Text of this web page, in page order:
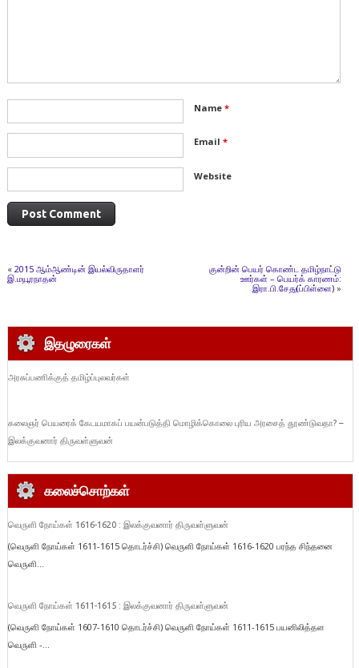
Name *
Email *
Website
« 2015 ஆம்ஆண்டின் இயல்விருதாளர்
இ.மயூரநாதன்
குன்றின் பெயர் கொண்ட தமிழ்நாட்டு
ஊர்கள் – பெயர்க் காரணம்:
இரா.பி.சேது(ப்பிள்ளை) »
இதழுரைகள்
அரசுப்பணிக்குத் தமிழ்ப்புலவர்கள்
கலைஞர் பெயரைக் கேடயமாகப் பயன்படுத்தி மொழிக்கொலை புரிய அரசைத் தூண்டுவதா? –
இலக்குவனார் திருவள்ளுவன்
கலைச்சொற்கள்
வெருளி நோய்கள் 1616-1620 : இலக்குவனார் திருவள்ளுவன்
(வெருளி நோய்கள் 1611-1615 தொடர்ச்சி) வெருளி நோய்கள் 1616-1620 பரந்த சிந்தனை
வெருளி...
வெருளி நோய்கள் 1611-1615 : இலக்குவனார் திருவள்ளுவன்
(வெருளி நோய்கள் 1607-1610 தொடர்ச்சி) வெருளி நோய்கள் 1611-1615 பயனிலித்தள
வெருளி -...